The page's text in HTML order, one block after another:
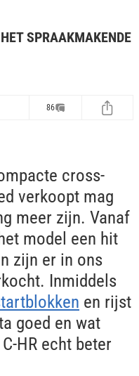
SPRAAKMAKENDE
86
cross-
verkoopt mag
meer zijn. Vanaf
model een hit
zijn er in ons
Inmiddels
en rijst
goed en wat
HR echt beter